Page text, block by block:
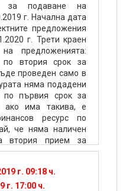
за подаване на
г. Начална дата
предложения
г. Трети краен
предложенията:
втория срок за
проведен само в
няма подадени
по първия срок за
ако има такива, е
ресурс по
че няма наличен
втория прием за
ще бъде
проведен само в
няма подадени
г. 09:18 ч.
г. 17:00 ч.